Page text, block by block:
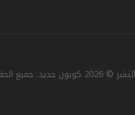
جميع الحقوق محفوظة. تصميم